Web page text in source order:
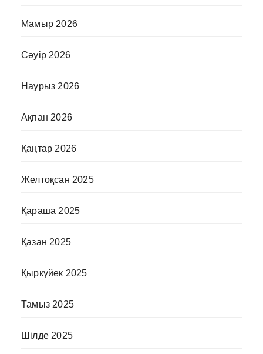
Мамыр 2026
Сәуір 2026
Наурыз 2026
Ақпан 2026
Қаңтар 2026
Желтоқсан 2025
Қараша 2025
Қазан 2025
Қыркүйек 2025
Тамыз 2025
Шілде 2025